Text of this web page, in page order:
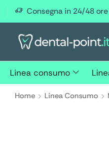
Consegna in 24/48 ore
Linea consumo
Home Linea Consumo